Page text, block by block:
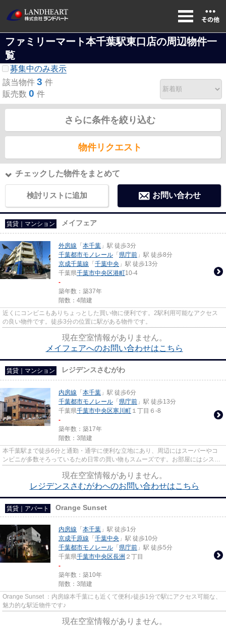
ファミリーマート本千葉駅東口店の周辺物件一
覧
募集中のみ表示
該当物件 3 件
販売数 0 件
さらに条件を絞り込む
物件リクエスト
チェックした物件をまとめて
検討リストに追加 お問い合わせ
賃貸｜マンション メイフェア
外房線 「 本千葉 」駅 徒歩3分
千葉都市モノレール 「 県庁前 」駅 徒歩8分
京成千葉線 「 千葉中央 」駅 徒歩13分
千葉県千葉市中央区港町10-4
-
築年数：築37年
階数：4階建
近くにコンビニもありちょっとした買い物に便利です。2駅利用可能なアクセス
の良い物件です。徒歩3分の位置に駅がある物件です。
現在空室情報がありません。
メイフェアへのお問い合わせはこちら
賃貸｜マンション レジデンスさむがわ
内房線 「 本千葉 」駅 徒歩6分
千葉都市モノレール 「 県庁前 」駅 徒歩13分
千葉県千葉市中央区寒川町 １丁目６-8
-
築年数：築17年
階数：3階建
本千葉駅まで徒歩6分と通勤・通学に便利な立地にあり、周辺にはスーパーやコ
ンビニが多数そろっているため日常の買い物もスムーズです。お部屋にはシステ
現在空室情報がありません。
レジデンスさむがわへのお問い合わせはこちら
賃貸｜アパート Orange Sunset
内房線 「 本千葉 」駅 徒歩1分
京成千原線 「 千葉中央 」駅 徒歩10分
千葉都市モノレール 「 県庁前 」駅 徒歩5分
千葉県千葉市中央区長洲 ２丁目
-
築年数：築10年
階数：3階建
Orange Sunset ：内房線本千葉にも近くて便利♪徒歩1分で駅にアクセス可能な、
魅力的な駅近物件です♪
現在空室情報がありません。